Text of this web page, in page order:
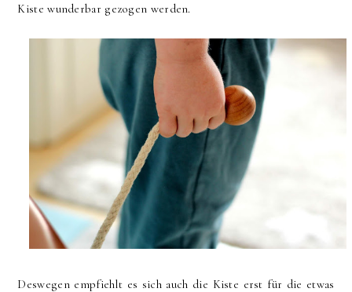
Kiste wunderbar gezogen werden.
Deswegen empfiehlt es sich auch die Kiste erst für die etwas